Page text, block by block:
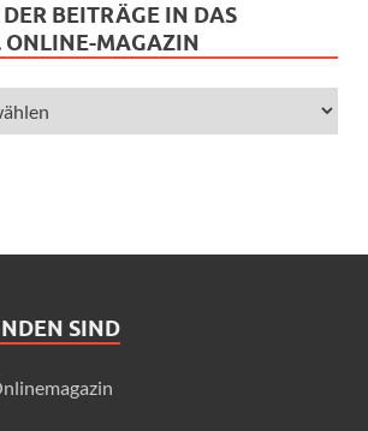
BEITRÄGE IN DAS
ONLINE-MAGAZIN
SIND